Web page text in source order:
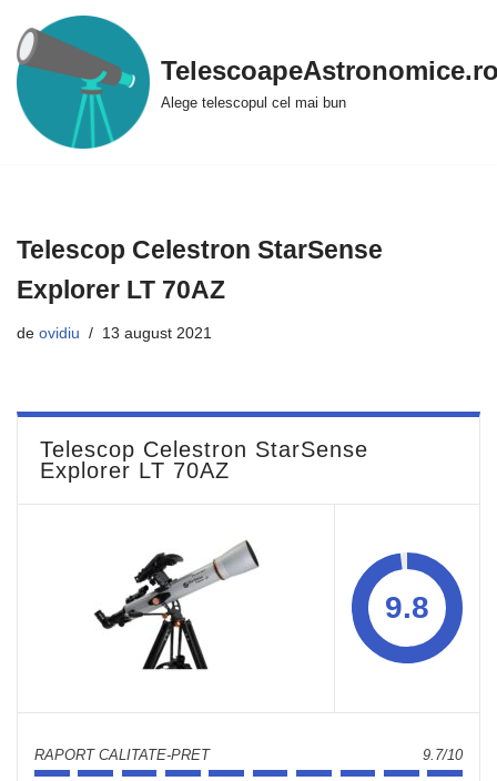
Sari
la
conținut
Alege telescopul cel mai bun
Telescop Celestron StarSense
Explorer LT 70AZ
de ovidiu 13 august 2021
Telescop Celestron StarSense
Explorer LT 70AZ
9.8
RAPORT CALITATE-PRET 9.7/10